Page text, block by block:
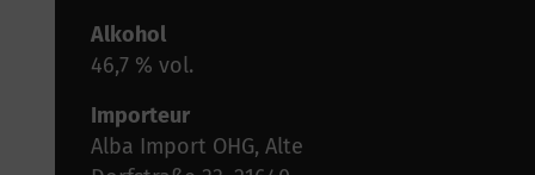
Alkohol
46,7 % vol.
Importeur
Alba Import OHG, Alte